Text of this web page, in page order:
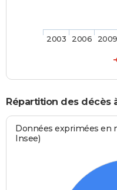
2003 2006 2009
Répartition des décès
Données exprimées en
Insee)